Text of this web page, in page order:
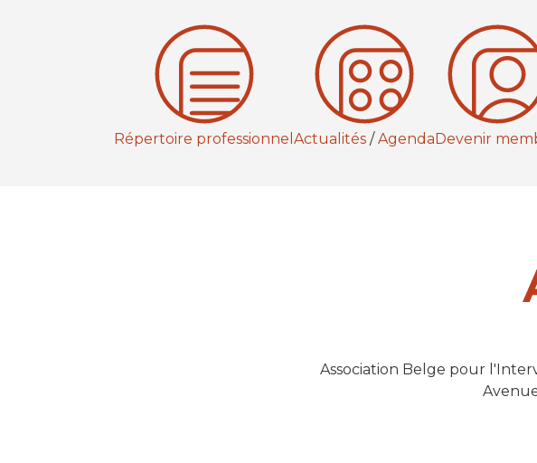
Répertoire professionnel Actualités / Agenda Devenir
Association Belge pour